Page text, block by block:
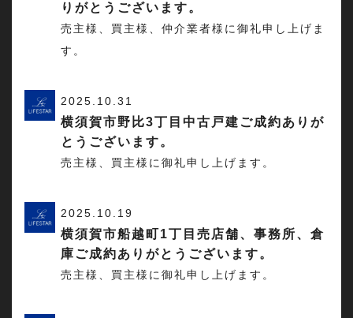
りがとうございます。
売主様、買主様、仲介業者様に御礼申し上げま
す。
2025.10.31
横須賀市野比3丁目中古戸建ご成約ありが
とうございます。
売主様、買主様に御礼申し上げます。
2025.10.19
横須賀市船越町1丁目売店舗、事務所、倉
庫ご成約ありがとうございます。
売主様、買主様に御礼申し上げます。